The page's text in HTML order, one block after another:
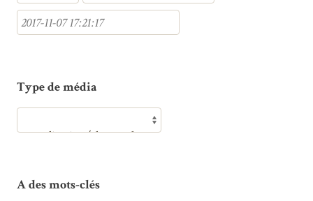
Type de média
A des mots-clés